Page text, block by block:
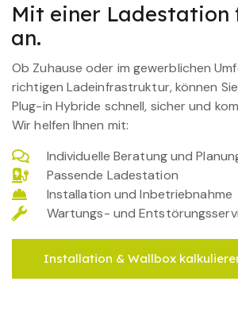
Mit einer Ladestation
an.
Ob Zuhause oder im gewerblichen
richtigen Ladeinfrastruktur, können
Plug-in Hybride schnell, sicher und
Wir helfen Ihnen mit:
Individuelle Beratung und
Passende Ladestation
Installation und Inbetriebnahme
Wartungs- und
Installation & Wallbox